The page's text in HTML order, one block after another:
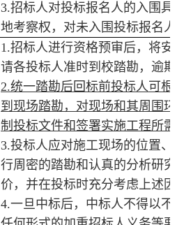
3.招标人对投标报名人的入围具
地考察权，对未入围投标报名人
1.招标人进行资格预审后，将安
请各投标人准时到校踏勘，逾期
2.统一踏勘后回标前投标人可根
到现场踏勘，对现场和其周围环
制投标文件和签署实施工程所需
3.投标人应对施工现场的位置、
行周密的踏勘和认真的分析研究
价，并在投标时充分考虑上述因
4.一旦中标后，中标人不得以不